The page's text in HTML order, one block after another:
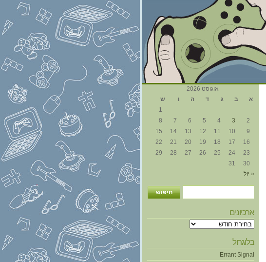
אוגוסט 2026
א
ב ג ד ה ו
ש
1
2
3
4
5
6
7
8
9
10
11
12
13
14
15
16
17
18
19
20
21
22
23
24
25
26
27
28
29
30
31
« יול
ארכיונים
ארכיונים
בלוגרול
Errant Signal